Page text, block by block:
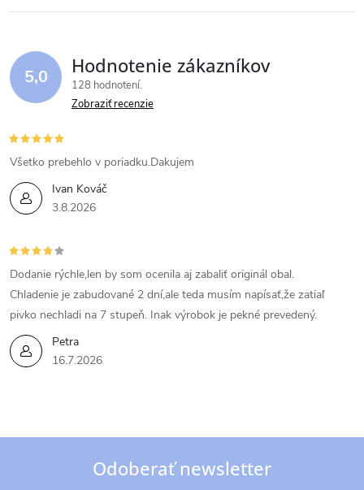
5,0 Hodnotenie zákazníkov
128 hodnotení
Zobraziť recenzie
Ivan Kováč
3.8.2026
Všetko prebehlo v poriadku.Dakujem
Petra
16.7.2026
Dodanie rýchle,len by som ocenila aj zabaliť originál obal.
Chladenie je zabudované 2 dní,ale teda musím napísať,že zatiaľ
pivko nechladi na 7 stupeň. Inak výrobok je pekné prevedený.
Odoberať newsletter